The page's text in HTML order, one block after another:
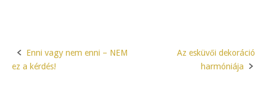
Post
Enni vagy nem enni – NEM
ez a kérdés!
Az esküvői dekoráció
harmóniája